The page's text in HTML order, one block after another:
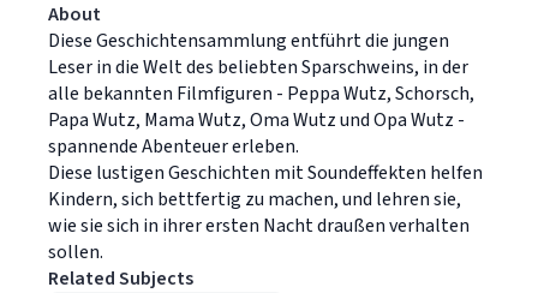
About
Diese Geschichtensammlung entführt die jungen
Leser in die Welt des beliebten Sparschweins, in der
alle bekannten Filmfiguren - Peppa Wutz, Schorsch,
Papa Wutz, Mama Wutz, Oma Wutz und Opa Wutz -
spannende Abenteuer erleben.
Diese lustigen Geschichten mit Soundeffekten helfen
Kindern, sich bettfertig zu machen, und lehren sie,
wie sie sich in ihrer ersten Nacht draußen verhalten
sollen.
Related Subjects